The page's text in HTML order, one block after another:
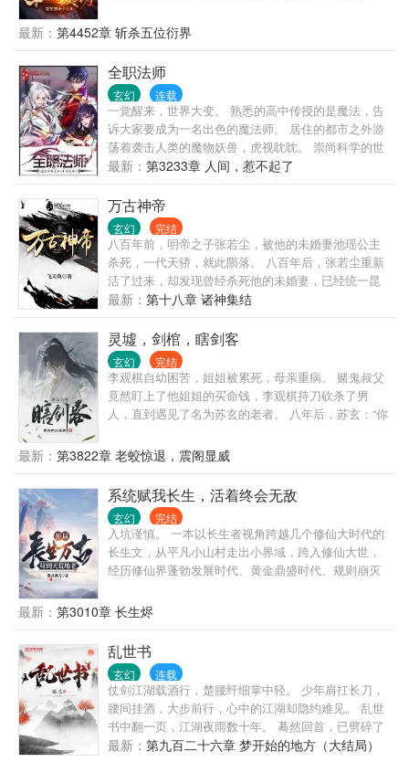
得无名宝塔，穿越到这个玄幻异世界，以废品血脉踏
上了逆天修炼之途。
最新： 第4452章 斩杀五位衍界
全职法师
玄幻 连载
一觉醒来，世界大变。 熟悉的高中传授的是魔法，告
诉大家要成为一名出色的魔法师。 居住的都市之外游
荡着袭击人类的魔物妖兽，虎视眈眈。 崇尚科学的世
界变成了崇尚魔法，偏偏有着一样以学渣看待自己的
老师，一样目光异样的同学，一样社会底层挣扎的爸
爸，一样纯美却不能走路的非血缘妹妹…… 不过，莫
凡发现绝大多数人都只能够主修一系魔法，自己却是
全系全能法师！
最新： 第3233章 人间，惹不起了
万古神帝
玄幻 完结
八百年前，明帝之子张若尘，被他的未婚妻池瑶公主
杀死，一代天骄，就此陨落。 八百年后，张若尘重新
活了过来，却发现曾经杀死他的未婚妻，已经统一昆
仑界，开辟出第一中央帝国，号称“池瑶女皇”。 池瑶
女皇——统御天下，威临八方；青春永驻，不死不
灭。 张若尘站在诸皇祠堂外，望着池瑶女皇的神像，
心中燃烧起熊熊的仇恨烈焰，“待我重修十三年，敢叫
女皇下黄泉”。 …………
最新： 第十八章 诸神集结
灵墟，剑棺，瞎剑客
玄幻 完结
李观棋自幼困苦，姐姐被累死，母亲重病。 赌鬼叔父
竟然盯上了他姐姐的买命钱，李观棋持刀砍杀了男
人，直到遇见了名为苏玄的老者。 八年后，苏玄：“你
秘剑匣，苏玄却管这剑匣叫剑棺。 少年不解。“去
哪？” 老者微微一笑，嘴里却说道：“爱哪去哪去，老
子都八年没有红尘炼心了！！” 自此，心怀鸿鹄之志的
少年郎一脚踏入腥风血雨的修真界！
最新： 第3822章 老蛟惊退，震阁显威
系统赋我长生，活着终会无敌
玄幻 完结
入坑谨慎。 一本以长生者视角跨越几个修仙大时代的
长生文，从平凡小山村走出小界域，跨入修仙大世，
经历修仙界蓬勃发展时代、黄金鼎盛时代、规则崩灭
到浩瀚无垠的修仙界，觉醒长生系统，竟然还送了一
头长生灵兽为伴。 我陈浔对打打杀杀没有兴趣，也不
想招惹任何人，只想带着老牛看遍世间繁华。 一个不
经意，他露出了腰间的三把开山斧，又一个不经意，
露出了那十六块腹肌。 他缓缓戴上了悍匪头套，露出
阴沉微笑：“我陈浔和老牛最讲道理。” 整个诸天万界
颤抖了，他套……套上了。 一个炼气期的火球术突然
被激发，像是被加成了数千上万倍，无尽业火燃尽天
穹，万灵寂灭…… “阁下虽然很强，但还不足以让我用
最新： 第3010章 长生烬
乱世书
玄幻 连载
仗剑江湖载酒行，楚腰纤细掌中轻。 少年肩扛长刀，
腰间挂酒，大步前行，心中的江湖却隐约难见。 乱世
书中翻一页，江湖夜雨数十年。 蓦然回首，已劈碎了
人间。
最新： 第九百二十六章 梦开始的地方（大结局）